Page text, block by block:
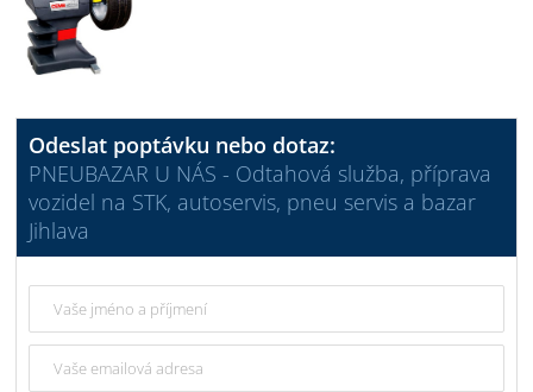
Odeslat poptávku nebo dotaz:
PNEUBAZAR U NÁS - Odtahová služba, příprava
vozidel na STK, autoservis, pneu servis a bazar
Jihlava